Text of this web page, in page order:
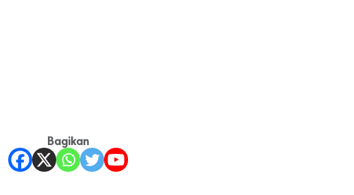
Bagikan